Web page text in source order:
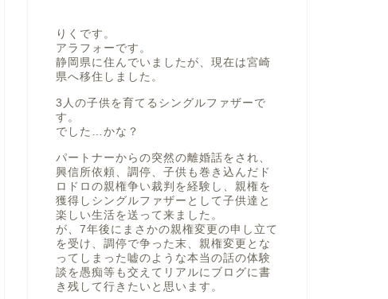
りくです。
アラフォーです。
静岡県に住んでいましたが、現在は宮崎
県へ移住しました。
3人の子供を育てるシングルファザーで
す。
でした…かな？
パートナーからの突然の離婚話をされ、
興信所依頼、調停、子供も巻き込んだド
ロドロの親権争い裁判を経験し、親権を
獲得しシングルファザーとして子供達と
楽しい生活を送って来ました。
が、7年後にまさかの親権変更の申し立て
を受け、調停で争った末、親権変更とな
ってしまった嘘のような本当の話の体験
談を愚痴等も交えてリアルにブログに書
き残して行きたいと思います。